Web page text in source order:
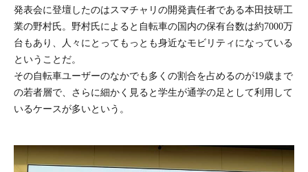
発表会に登壇したのはスマチャリの開発責任者である本田技研工
業の野村氏。野村氏によると自転車の国内の保有台数は約7000万
台もあり、人々にとってもっとも身近なモビリティになっている
ということだ。
その自転車ユーザーのなかでも多くの割合を占めるのが19歳まで
の若者層で、さらに細かく見ると学生が通学の足として利用して
いるケースが多いという。